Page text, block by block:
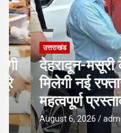
उत्तराखंड
देहरादून-मसूरी के
मिलेगी नई रफ्तार,
महत्वपूर्ण प्रस्तावों
August 6, 2026